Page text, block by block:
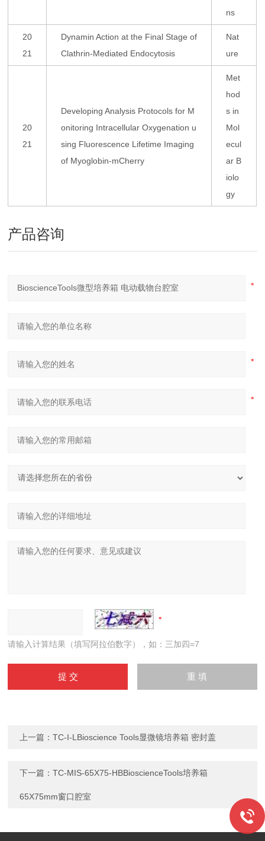
ns
20
21
Dynamin Action at the Final Stage of
Clathrin-Mediated Endocytosis
Nat
ure
20
21
Developing Analysis Protocols for M
onitoring Intracellular Oxygenation u
sing Fluorescence Lifetime Imaging
of Myoglobin-mCherry
Met
hod
s in
Mol
ecul
ar B
iolo
gy
产品咨询
请输入计算结果（填写阿拉伯数字），如：三加四=7
上一篇：TC-I-LBioscience Tools显微镜培养箱 密封盖
下一篇：TC-MIS-65X75-HBBioscienceTools培养箱
65X75mm窗口腔室